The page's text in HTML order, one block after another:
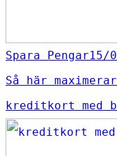
Spara Pengar15/
Så här
kreditkort med